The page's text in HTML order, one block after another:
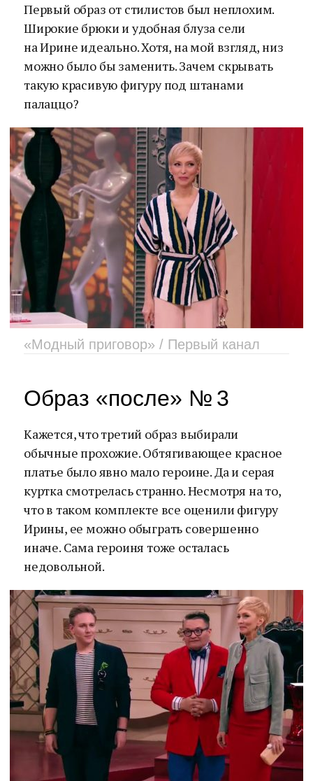
Первый образ от стилистов был неплохим.
Широкие брюки и удобная блуза сели
на Ирине идеально. Хотя, на мой взгляд, низ
можно было бы заменить. Зачем скрывать
такую красивую фигуру под штанами
палаццо?
«Модный приговор» / Первый канал
Образ «после» № 3
Кажется, что третий образ выбирали
обычные прохожие. Обтягивающее красное
платье было явно мало героине. Да и серая
куртка смотрелась странно. Несмотря на то,
что в таком комплекте все оценили фигуру
Ирины, ее можно обыграть совершенно
иначе. Сама героиня тоже осталась
недовольной.